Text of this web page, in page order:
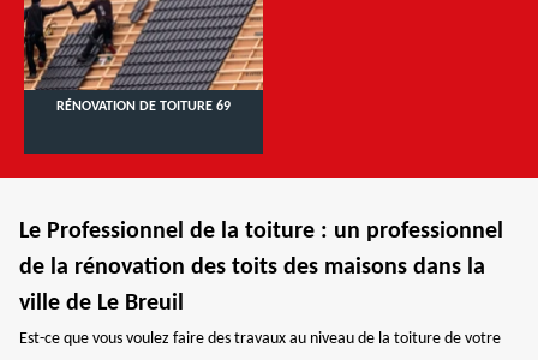
RÉNOVATION DE TOITURE 69
Le Professionnel de la toiture : un professionnel
de la rénovation des toits des maisons dans la
ville de Le Breuil
Est-ce que vous voulez faire des travaux au niveau de la toiture de votre